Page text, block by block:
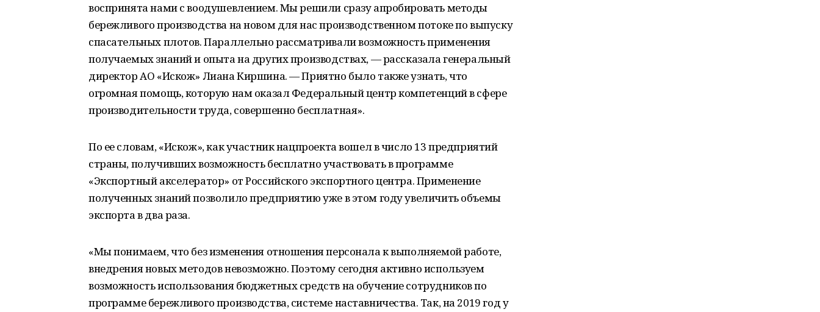
воспринята нами с воодушевлением. Мы решили сразу апробировать методы
бережливого производства на новом для нас производственном потоке по выпуску
спасательных плотов. Параллельно рассматривали возможность применения
получаемых знаний и опыта на других производствах, — рассказала генеральный
директор АО «Искож» Лиана Киршина. — Приятно было также узнать, что
огромная помощь, которую нам оказал Федеральный центр компетенций в сфере
производительности труда, совершенно бесплатная».
По ее словам, «Искож», как участник нацпроекта вошел в число 13 предприятий
страны, получивших возможность бесплатно участвовать в программе
«Экспортный акселератор» от Российского экспортного центра. Применение
полученных знаний позволило предприятию уже в этом году увеличить объемы
экспорта в два раза.
«Мы понимаем, что без изменения отношения персонала к выполняемой работе,
внедрения новых методов невозможно. Поэтому сегодня активно используем
возможность использования бюджетных средств на обучение сотрудников по
программе бережливого производства, системе наставничества. Так, на 2019 год у